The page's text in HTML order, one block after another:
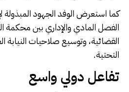
كما استعرض الوفد الجهود المبذولة
الفصل المادي والإداري بين محكمة
القضائية، وتوسيع صلاحيات النيابة
التحتية.
تفاعل دولي واسع